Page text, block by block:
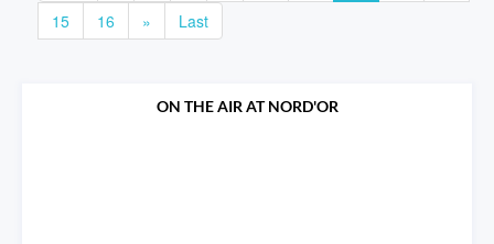
15
16 » Last
ON THE AIR AT NORD'OR